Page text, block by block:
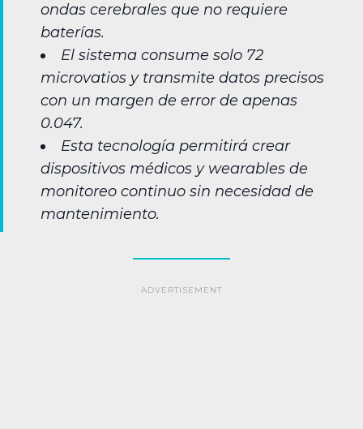
ondas cerebrales que no requiere
baterías.
El sistema consume solo 72
microvatios y transmite datos precisos
con un margen de error de apenas
0.047.
Esta tecnología permitirá crear
dispositivos médicos y wearables de
monitoreo continuo sin necesidad de
mantenimiento.